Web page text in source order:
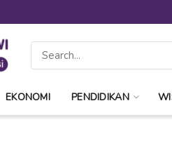
EKONOMI PENDIDIKAN